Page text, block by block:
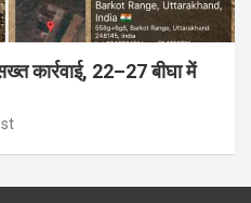
कार्रवाई, 22–27 बीघा में